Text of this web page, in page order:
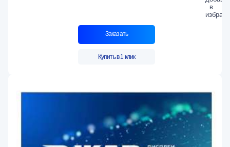
Заказать
Купить в 1 клик